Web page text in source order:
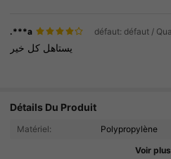
.***a
يستاهل كل خير
Détails Du Produit
Matériel: Polypropylène
Voir plus
4.51 20 Suiveurs
20 Suiveurs